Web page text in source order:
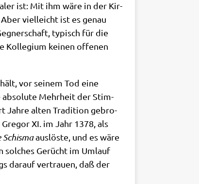
ist: Mit ihm wäre in der Kir­
Aber viel­leicht ist es genau
typisch für die
Kol­le­gi­um kei­nen offe­nen
vor sei­nem Tod eine
abso­lu­te Mehr­heit der Stim­
Jah­re alten Tra­di­ti­on gebro­
XI. im Jahr 1378, als
aus­lö­ste, und es wäre
sol­ches Gerücht im Umlauf
dar­auf ver­trau­en, daß der